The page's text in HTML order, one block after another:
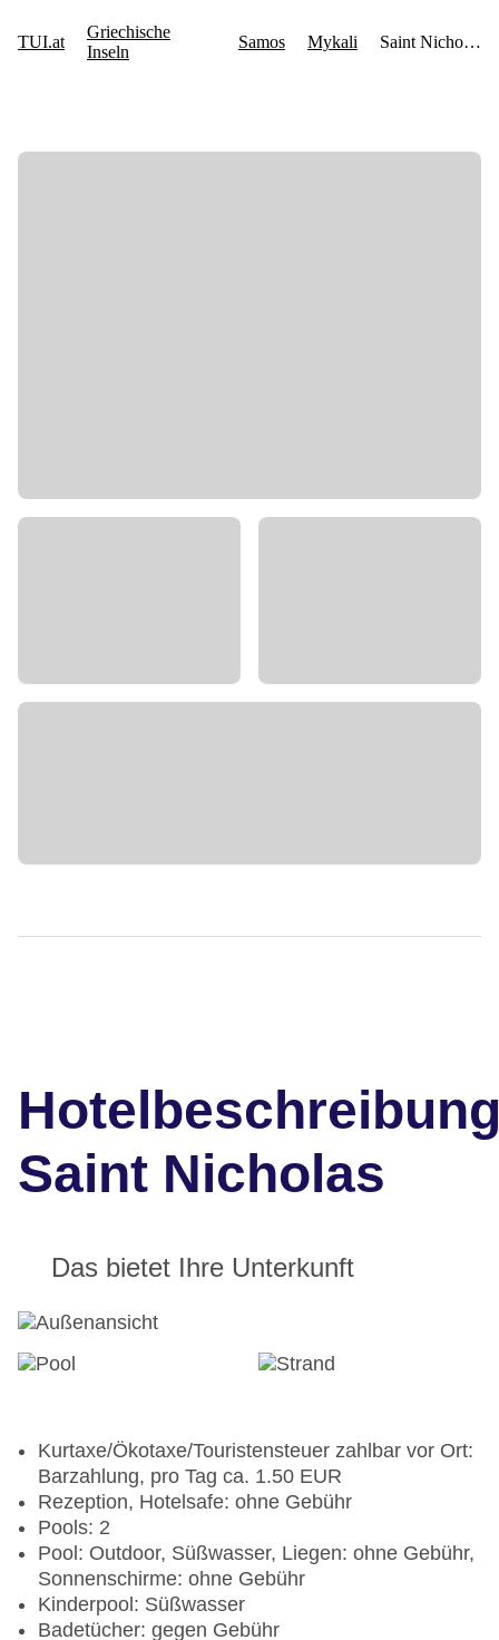
Saint Nicholas
Das bietet Ihre Unterkunft
Kurtaxe/Ökotaxe/Touristensteuer zahlbar vor Ort:
Barzahlung, pro Tag ca. 1.50 EUR
Rezeption, Hotelsafe: ohne Gebühr
Pools: 2
Pool: Outdoor, Süßwasser, Liegen: ohne Gebühr,
Sonnenschirme: ohne Gebühr
Kinderpool: Süßwasser
Badetücher: gegen Gebühr